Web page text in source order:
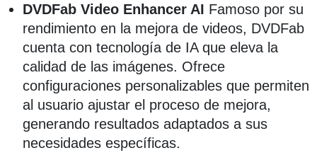
DVDFab Video Enhancer AI Famoso por su
rendimiento en la mejora de videos, DVDFab
cuenta con tecnología de IA que eleva la
calidad de las imágenes. Ofrece
configuraciones personalizables que permiten
al usuario ajustar el proceso de mejora,
generando resultados adaptados a sus
necesidades específicas.